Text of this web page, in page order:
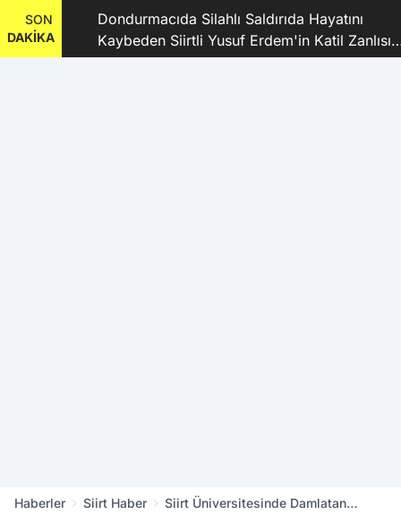
SON
DAKİKA
Dondurmacıda Silahlı Saldırıda Hayatını
Kaybeden Siirtli Yusuf Erdem'in Katil Zanlısı
ve 9 Şüpheli Tutuklandı
Haberler Siirt Haber
Siirt Üniversitesinde Damlatan